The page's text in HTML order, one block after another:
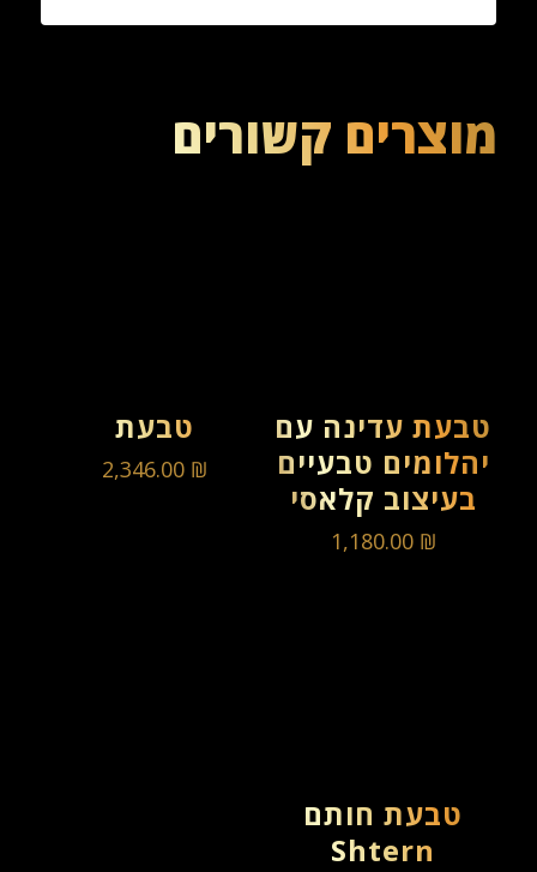
מוצרים קשורים
טבעת עדינה עם
יהלומים טבעיים
בעיצוב קלאסי
1,180.00 ₪
טבעת
2,346.00 ₪
טבעת חותם
Shtern